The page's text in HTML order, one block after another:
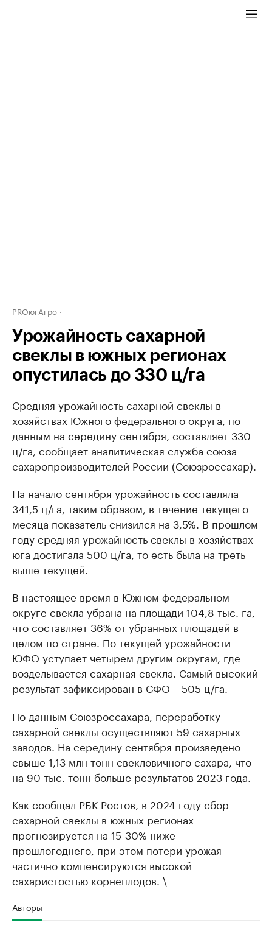
PROюгАгро
Урожайность сахарной
свеклы в южных регионах
опустилась до 330 ц/га
Средняя урожайность сахарной свеклы в
хозяйствах Южного федерального округа, по
данным на середину сентября, составляет 330
ц/га, сообщает аналитическая служба союза
сахаропроизводителей России (Союзроссахар).
На начало сентября урожайность составляла
341,5 ц/га, таким образом, в течение текущего
месяца показатель снизился на 3,5%. В прошлом
году средняя урожайность свеклы в хозяйствах
юга достигала 500 ц/га, то есть была на треть
выше текущей.
В настоящее время в Южном федеральном
округе свекла убрана на площади 104,8 тыс. га,
что составляет 36% от убранных площадей в
целом по стране. По текущей урожайности
ЮФО уступает четырем другим округам, где
возделывается сахарная свекла. Самый высокий
результат зафиксирован в СФО – 505 ц/га.
По данным Союзроссахара, переработку
сахарной свеклы осуществляют 59 сахарных
заводов. На середину сентября произведено
свыше 1,13 млн тонн свекловичного сахара, что
на 90 тыс. тонн больше результатов 2023 года.
Как сообщал РБК Ростов, в 2024 году сбор
сахарной свеклы в южных регионах
прогнозируется на 15-30% ниже
прошлогоднего, при этом потери урожая
частично компенсируются высокой
сахаристостью корнеплодов. \
Авторы